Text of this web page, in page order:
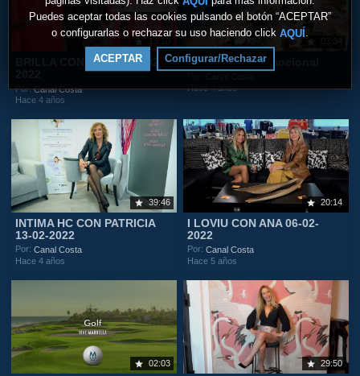
Puedes aceptar todas las cookies pulsando el botón “ACEPTAR”
o configurarlas o rechazar su uso haciendo click AQUÍ .
ACEPTAR Configurar/Rechazar
BRILLA CON LAURA 20-02-
Por:Canal Costa
Hace 4 años
Fuengirola Promocional
Hace 4 años
39:46
INTIMA HC CON PATRICIA
13-02-2022
Por:Canal Costa
Hace 4 años
20:14
I LOVIU CON ANA 06-02-
2022
Por:Canal Costa
Hace 5 años
02:03 29:50